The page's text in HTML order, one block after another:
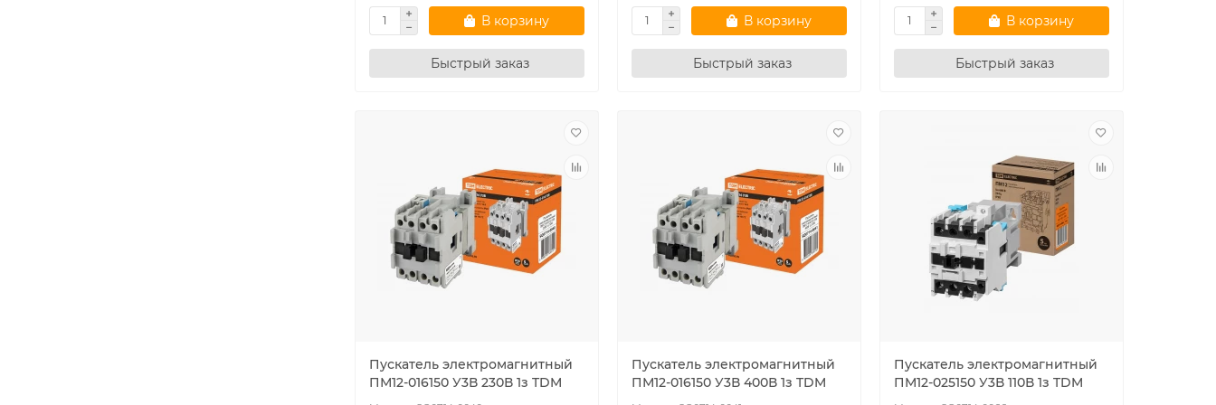
В корзину
Быстрый заказ
В корзину
Быстрый заказ
В корзину
Быстрый заказ
Пускатель электромагнитный
ПМ12-016150 У3В 230В 1з TDM
Пускатель электромагнитный
ПМ12-016150 У3В 400В 1з TDM
Пускатель электромагнитный
ПМ12-025150 У3В 110В 1з TDM